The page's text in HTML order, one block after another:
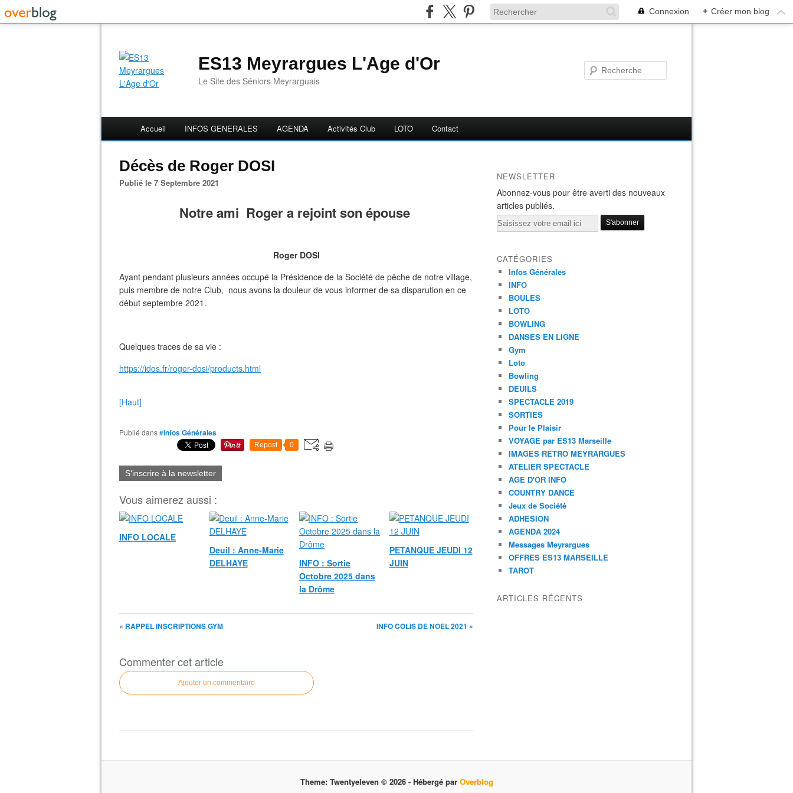
Connexion + Créer mon blog
ES13 Meyrargues L'Age d'Or
Le Site des Séniors Meyrarguais
Accueil INFOS GENERALES AGENDA Activités Club LOTO Contact
Décès de Roger DOSI
Publié le 7 Septembre 2021
Notre ami Roger a rejoint son épouse
Roger DOSI
Ayant pendant plusieurs années occupé la Présidence de la Société de pêche de notre village,
puis membre de notre Club, nous avons la douleur de vous informer de sa disparution en ce
début septembre 2021.
Quelques traces de sa vie :
https://idos.fr/roger-dosi/products.html
[Haut]
Publié dans#Infos Générales
Repost 0
S'inscrire à la newsletter
Vous aimerez aussi :
INFO LOCALE
Deuil : Anne-Marie
DELHAYE
INFO : Sortie
Octobre 2025 dans
la Drôme
PETANQUE JEUDI 12
JUIN
« RAPPEL INSCRIPTIONS GYM INFO COLIS DE NOEL 2021 »
Commenter cet article
Ajouter un commentaire
NEWSLETTER
Abonnez-vous pour être averti des nouveaux
articles publiés.
Email
CATÉGORIES
Infos Générales
INFO
BOULES
LOTO
BOWLING
DANSES EN LIGNE
Gym
Loto
Bowling
DEUILS
SPECTACLE 2019
SORTIES
Pour le Plaisir
VOYAGE par ES13 Marseille
IMAGES RETRO MEYRARGUES
ATELIER SPECTACLE
AGE D'OR INFO
COUNTRY DANCE
Jeux de Société
ADHESION
AGENDA 2024
Messages Meyrargues
OFFRES ES13 MARSEILLE
TAROT
ARTICLES RÉCENTS
Theme: Twentyeleven © 2026 - Hébergé par Overblog